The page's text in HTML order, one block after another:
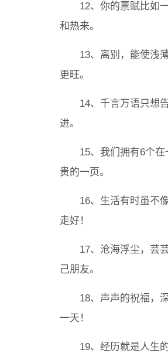
12、你的禀赋比如一
和热来。
13、离别，能使浅薄
更旺。
14、千言万语只想告
进。
15、我们拥有6个在
贵的一页。
16、生活有时虽不像
走好！
17、沧海浮尘，芸芸
己朋友。
18、声声的祝福，深
一天！
19、经历就是人生的